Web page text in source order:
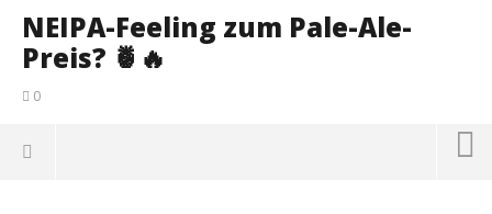
NEIPA-Feeling zum Pale-Ale-
Preis? 🍍🔥
0